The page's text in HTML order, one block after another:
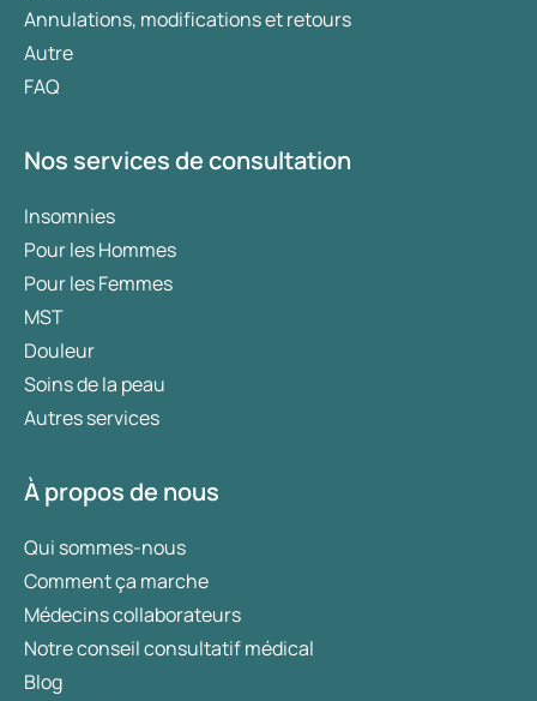
Annulations, modifications et retours
Autre
FAQ
Nos services de consultation
Insomnies
Pour les Hommes
Pour les Femmes
MST
Douleur
Soins de la peau
Autres services
À propos de nous
Qui sommes-nous
Comment ça marche
Médecins collaborateurs
Notre conseil consultatif médical
Blog